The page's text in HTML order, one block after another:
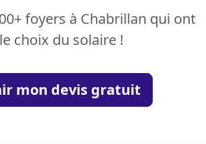
foyers à Chabrillan qui ont
choix du solaire !
mon devis gratuit